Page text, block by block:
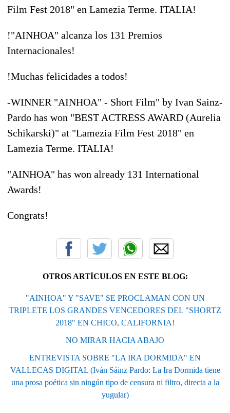
Film Fest 2018" en Lamezia Terme. ITALIA!
!"AINHOA" alcanza los 131 Premios
Internacionales!
!Muchas felicidades a todos!
-WINNER "AINHOA" - Short Film" by Ivan Sainz-
Pardo has won "BEST ACTRESS AWARD (Aurelia
Schikarski)" at "Lamezia Film Fest 2018" en
Lamezia Terme. ITALIA!
"AINHOA" has won already 131 International
Awards!
Congrats!
OTROS ARTÍCULOS EN ESTE BLOG:
"AINHOA" Y "SAVE" SE PROCLAMAN CON UN
TRIPLETE LOS GRANDES VENCEDORES DEL "SHORTZ
2018" EN CHICO, CALIFORNIA!
NO MIRAR HACIA ABAJO
ENTREVISTA SOBRE "LA IRA DORMIDA" EN
VALLECAS DIGITAL (Iván Sáinz Pardo: La Ira Dormida tiene
una prosa poética sin ningún tipo de censura ni filtro, directa a la
yugular)